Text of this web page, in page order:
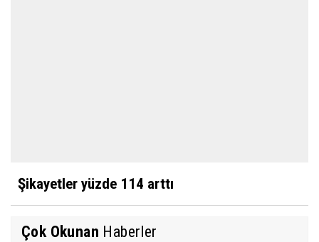
Şikayetler yüzde 114 arttı
Çok Okunan Haberler